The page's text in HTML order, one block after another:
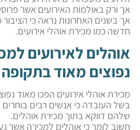
אך ורק באולמות האירועים אשר
אך בשנים האחרונות נראה כי
חדשה כמו מכירת אוהלי אירועים.
אוהלים לאירועים
נפוצים מאוד
מכירת אוהלי אירועים הפכו מאוד
בשל העובדה כי אנשים רבים
שלהם דווקא בתוך מכירת אוהלים.
חשוב לומר כי אוהלים למכירה אשר